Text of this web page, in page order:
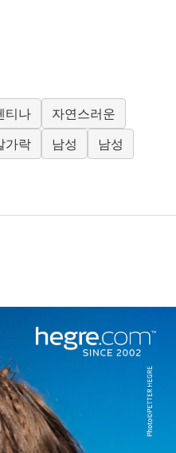
티나
자연스러운
가락 남성
남성